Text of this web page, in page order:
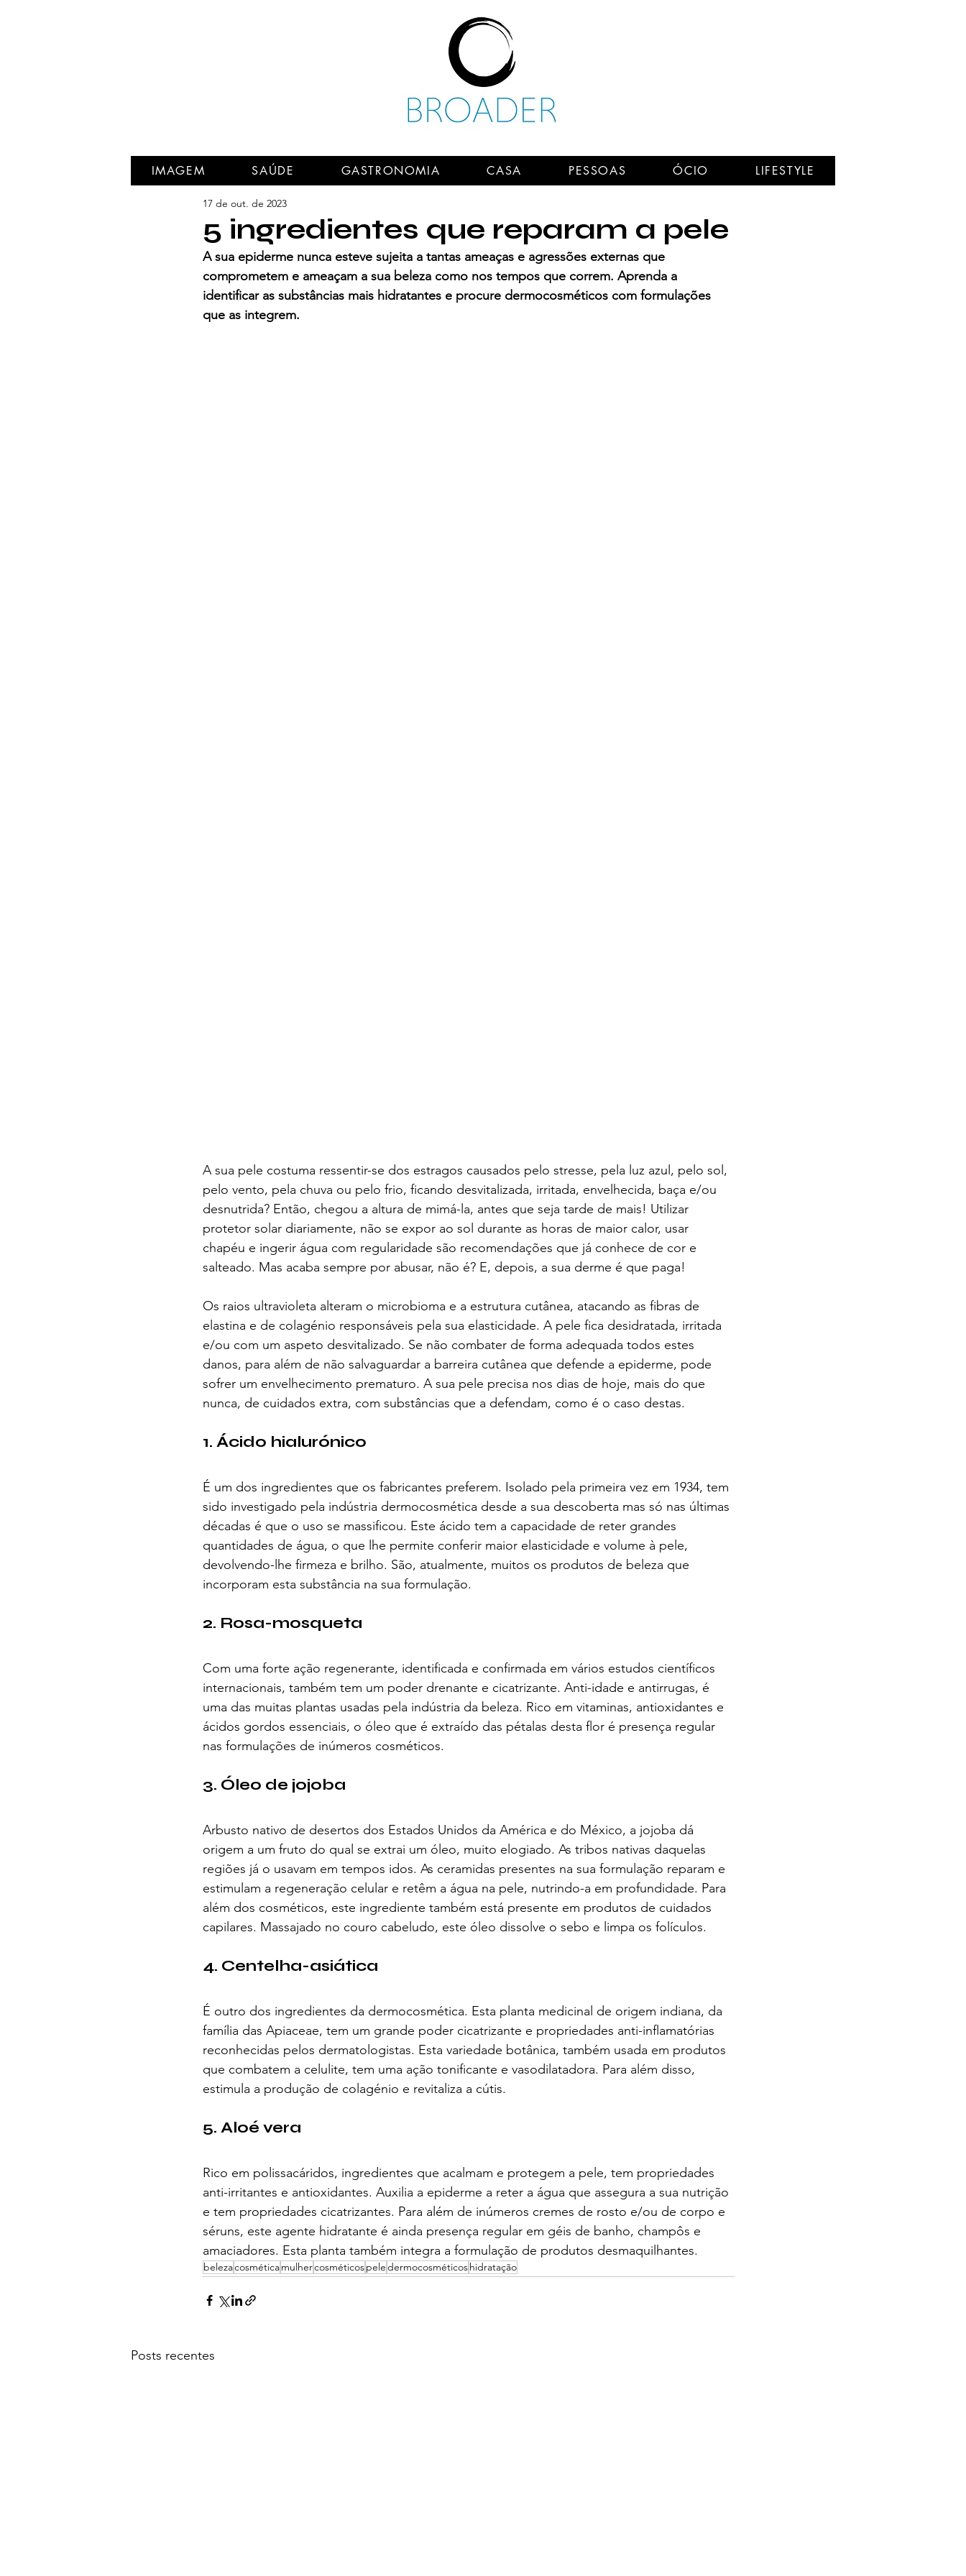
IMAGEM SAÚDE GASTRONOMIA CASA PESSOAS ÓCIO LIFESTYLE
5 ingredientes que reparam a pele
17 de out. de 2023
A sua epiderme nunca esteve sujeita a tantas ameaças e agressões externas que
comprometem e ameaçam a sua beleza como nos tempos que correm. Aprenda a
identificar as substâncias mais hidratantes e procure dermocosméticos com formulações
que as integrem.
A sua pele costuma ressentir-se dos estragos causados pelo stresse, pela luz azul, pelo sol,
pelo vento, pela chuva ou pelo frio, ficando desvitalizada, irritada, envelhecida, baça e/ou
desnutrida? Então, chegou a altura de mimá-la, antes que seja tarde de mais! Utilizar
protetor solar diariamente, não se expor ao sol durante as horas de maior calor, usar
chapéu e ingerir água com regularidade são recomendações que já conhece de cor e
salteado. Mas acaba sempre por abusar, não é? E, depois, a sua derme é que paga!
Os raios ultravioleta alteram o microbioma e a estrutura cutânea, atacando as fibras de
elastina e de colagénio responsáveis pela sua elasticidade. A pele fica desidratada, irritada
e/ou com um aspeto desvitalizado. Se não combater de forma adequada todos estes
danos, para além de não salvaguardar a barreira cutânea que defende a epiderme, pode
sofrer um envelhecimento prematuro. A sua pele precisa nos dias de hoje, mais do que
nunca, de cuidados extra, com substâncias que a defendam, como é o caso destas.
1. Ácido hialurónico
É um dos ingredientes que os fabricantes preferem. Isolado pela primeira vez em 1934, tem
sido investigado pela indústria dermocosmética desde a sua descoberta mas só nas últimas
décadas é que o uso se massificou. Este ácido tem a capacidade de reter grandes
quantidades de água, o que lhe permite conferir maior elasticidade e volume à pele,
devolvendo-lhe firmeza e brilho. São, atualmente, muitos os produtos de beleza que
incorporam esta substância na sua formulação.
2. Rosa-mosqueta
Com uma forte ação regenerante, identificada e confirmada em vários estudos científicos
internacionais, também tem um poder drenante e cicatrizante. Anti-idade e antirrugas, é
uma das muitas plantas usadas pela indústria da beleza. Rico em vitaminas, antioxidantes e
ácidos gordos essenciais, o óleo que é extraído das pétalas desta flor é presença regular
nas formulações de inúmeros cosméticos.
3. Óleo de jojoba
Arbusto nativo de desertos dos Estados Unidos da América e do México, a jojoba dá
origem a um fruto do qual se extrai um óleo, muito elogiado. As tribos nativas daquelas
regiões já o usavam em tempos idos. As ceramidas presentes na sua formulação reparam e
estimulam a regeneração celular e retêm a água na pele, nutrindo-a em profundidade. Para
além dos cosméticos, este ingrediente também está presente em produtos de cuidados
capilares. Massajado no couro cabeludo, este óleo dissolve o sebo e limpa os folículos.
4. Centelha-asiática
É outro dos ingredientes da dermocosmética. Esta planta medicinal de origem indiana, da
família das Apiaceae, tem um grande poder cicatrizante e propriedades anti-inflamatórias
reconhecidas pelos dermatologistas. Esta variedade botânica, também usada em produtos
que combatem a celulite, tem uma ação tonificante e vasodilatadora. Para além disso,
estimula a produção de colagénio e revitaliza a cútis.
5. Aloé vera
Rico em polissacáridos, ingredientes que acalmam e protegem a pele, tem propriedades
anti-irritantes e antioxidantes. Auxilia a epiderme a reter a água que assegura a sua nutrição
e tem propriedades cicatrizantes. Para além de inúmeros cremes de rosto e/ou de corpo e
séruns, este agente hidratante é ainda presença regular em géis de banho, champôs e
amaciadores. Esta planta também integra a formulação de produtos desmaquilhantes.
belezacosméticamulhercosméticospeledermocosméticoshidratação
Posts recentes